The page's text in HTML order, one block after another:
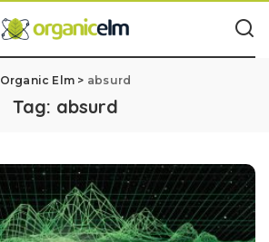
Organic Elm > absurd
Tag: absurd